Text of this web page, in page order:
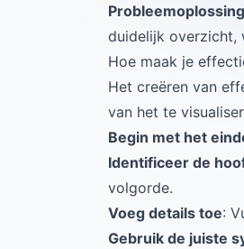
Probleemoplossing
duidelijk overzicht,
Hoe maak je
Het creëren van
van het te
Begin met het
Identificeer de
volgorde.
Voeg details toe:
Gebruik de juiste